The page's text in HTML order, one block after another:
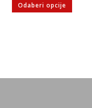
Odaberi opcije